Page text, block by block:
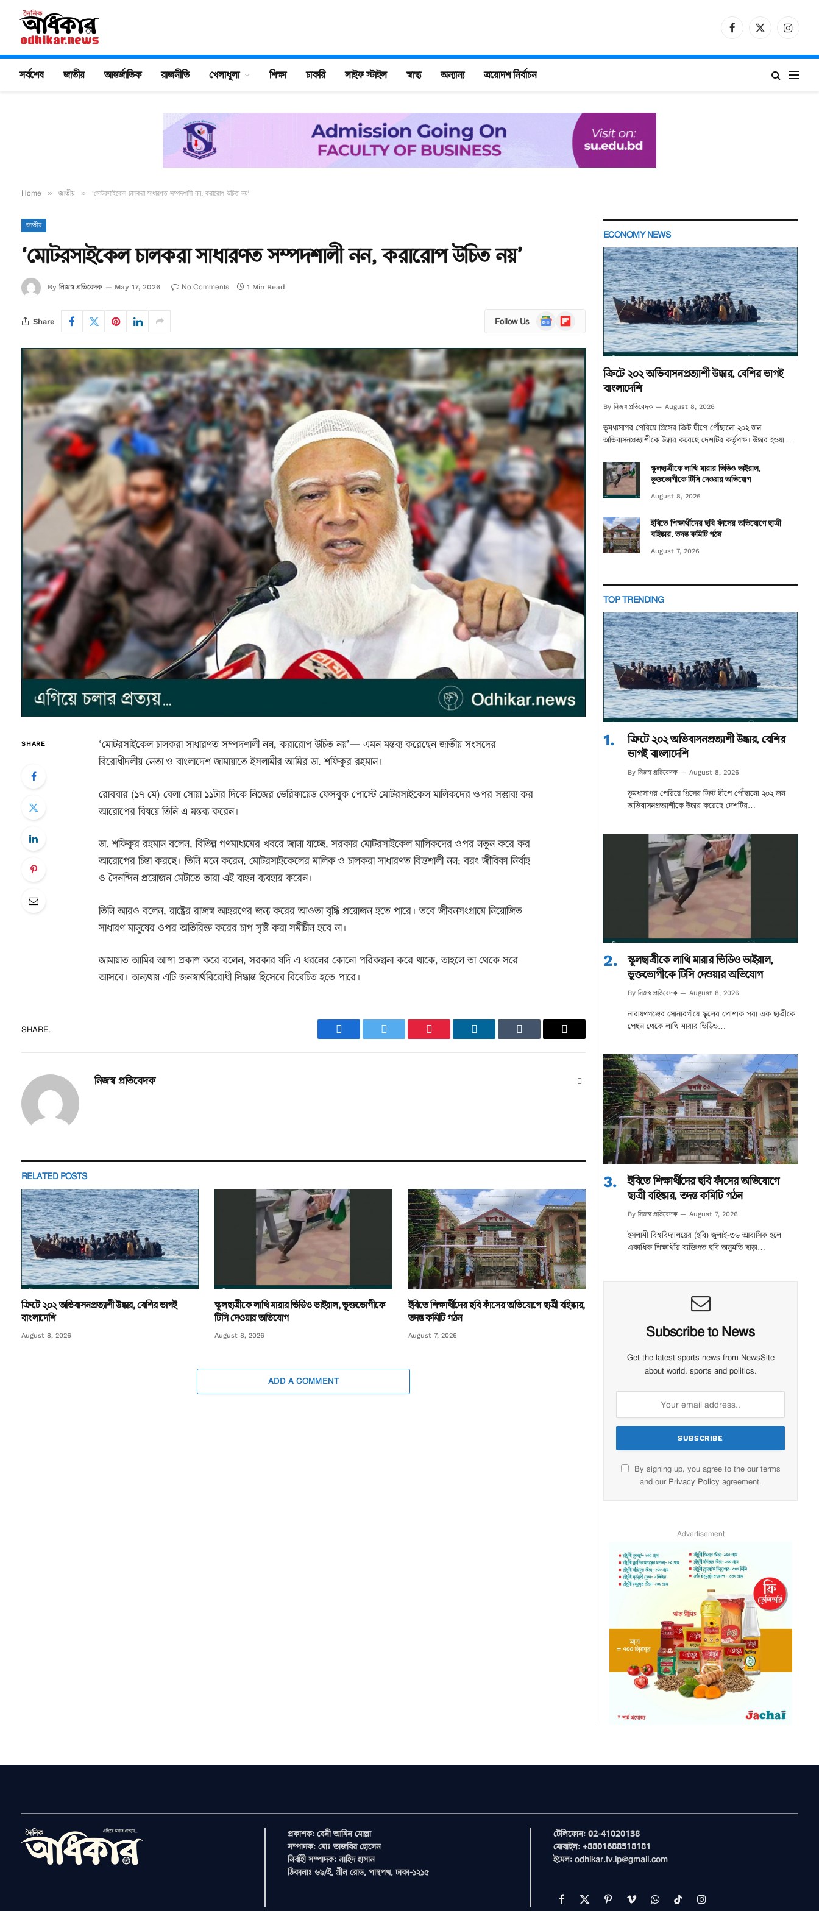
Facebook
X
সর্বশেষ জাতীয় আন্তর্জাতিক রাজনীতি খেলাধুলা শিক্ষা চাকরি লাইফ স্টাইল স্বাস্থ্য অন্যান্য ত্রয়োদশ নির্বাচন
Home » জাতীয় » ‘মোটরসাইকেল চালকরা সাধারণত সম্পদশালী নন, করারোপ উচিত নয়’
জাতীয়
‘মোটরসাইকেল চালকরা সাধারণত সম্পদশালী নন, করারোপ উচিত নয়’
By নিজস্ব প্রতিবেদক May 17, 2026 No Comments 1 Min Read
Share Follow Us
Google
News
Flipboard
SHARE
‘মোটরসাইকেল চালকরা সাধারণত সম্পদশালী নন, করারোপ উচিত নয়’— এমন মন্তব্য করেছেন জাতীয় সংসদের
বিরোধীদলীয় নেতা ও বাংলাদেশ জামায়াতে ইসলামীর আমির ডা. শফিকুর রহমান।
রোববার (১৭ মে) বেলা সোয়া ১১টার দিকে নিজের ভেরিফায়েড ফেসবুক পোস্টে মোটরসাইকেল মালিকদের ওপর সম্ভাব্য কর
আরোপের বিষয়ে তিনি এ মন্তব্য করেন।
ডা. শফিকুর রহমান বলেন, বিভিন্ন গণমাধ্যমের খবরে জানা যাচ্ছে, সরকার মোটরসাইকেল মালিকদের ওপর নতুন করে কর
আরোপের চিন্তা করছে। তিনি মনে করেন, মোটরসাইকেলের মালিক ও চালকরা সাধারণত বিত্তশালী নন; বরং জীবিকা নির্বাহ
ও দৈনন্দিন প্রয়োজন মেটাতে তারা এই বাহন ব্যবহার করেন।
তিনি আরও বলেন, রাষ্ট্রের রাজস্ব আহরণের জন্য করের আওতা বৃদ্ধি প্রয়োজন হতে পারে। তবে জীবনসংগ্রামে নিয়োজিত
সাধারণ মানুষের ওপর অতিরিক্ত করের চাপ সৃষ্টি করা সমীচীন হবে না।
জামায়াত আমির আশা প্রকাশ করে বলেন, সরকার যদি এ ধরনের কোনো পরিকল্পনা করে থাকে, তাহলে তা থেকে সরে
আসবে। অন্যথায় এটি জনস্বার্থবিরোধী সিদ্ধান্ত হিসেবে বিবেচিত হতে পারে।
SHARE.
FacebookTwitter PinterestLinkedIn Tumblr Email
নিজস্ব প্রতিবেদক Website
RELATED POSTS
ক্রিটে ২০২ অভিবাসনপ্রত্যাশী উদ্ধার, বেশির ভাগই
বাংলাদেশি
August 8, 2026
স্কুলছাত্রীকে লাথি মারার ভিডিও ভাইরাল, ভুক্তভোগীকে
টিসি দেওয়ার অভিযোগ
August 8, 2026
ইবিতে শিক্ষার্থীদের ছবি ফাঁসের অভিযোগে ছাত্রী বহিষ্কার,
তদন্ত কমিটি গঠন
August 7, 2026
ADD A COMMENT
ECONOMY NEWS
ক্রিটে ২০২ অভিবাসনপ্রত্যাশী উদ্ধার, বেশির ভাগই
বাংলাদেশি
By নিজস্ব প্রতিবেদক August 8, 2026
ভূমধ্যসাগর পেরিয়ে গ্রিসের ক্রিট দ্বীপে পৌঁছানো ২০২ জন
অভিবাসনপ্রত্যাশীকে উদ্ধার করেছে দেশটির কর্তৃপক্ষ। উদ্ধার হওয়া…
স্কুলছাত্রীকে লাথি মারার ভিডিও ভাইরাল,
ভুক্তভোগীকে টিসি দেওয়ার অভিযোগ
August 8, 2026
ইবিতে শিক্ষার্থীদের ছবি ফাঁসের অভিযোগে ছাত্রী
বহিষ্কার, তদন্ত কমিটি গঠন
August 7, 2026
TOP TRENDING
ক্রিটে ২০২ অভিবাসনপ্রত্যাশী উদ্ধার, বেশির
ভাগই বাংলাদেশি
By নিজস্ব প্রতিবেদক August 8, 2026
ভূমধ্যসাগর পেরিয়ে গ্রিসের ক্রিট দ্বীপে পৌঁছানো ২০২ জন
অভিবাসনপ্রত্যাশীকে উদ্ধার করেছে দেশটির…
স্কুলছাত্রীকে লাথি মারার ভিডিও ভাইরাল,
ভুক্তভোগীকে টিসি দেওয়ার অভিযোগ
By নিজস্ব প্রতিবেদক August 8, 2026
নারায়ণগঞ্জের সোনারগাঁয়ে স্কুলের পোশাক পরা এক ছাত্রীকে
পেছন থেকে লাথি মারার ভিডিও…
ইবিতে শিক্ষার্থীদের ছবি ফাঁসের অভিযোগে
ছাত্রী বহিষ্কার, তদন্ত কমিটি গঠন
By নিজস্ব প্রতিবেদক August 7, 2026
ইসলামী বিশ্ববিদ্যালয়ের (ইবি) জুলাই-৩৬ আবাসিক হলে
একাধিক শিক্ষার্থীর ব্যক্তিগত ছবি অনুমতি ছাড়া…
Subscribe to News
Get the latest sports news from NewsSite
about world, sports and politics.
By signing up, you agree to the our terms
and our Privacy Policy agreement.
Advertisement
প্রকাশক: বেনী আমিন মোল্লা
সম্পাদক: মোঃ তাজবির হোসেন
নির্বাহী সম্পাদক: নাহিদ হাসান
ঠিকানাঃ ৬৯/ই, গ্রীন রোড, পান্থপথ, ঢাকা-১২১৫
টেলিফোন: 02-41020138
মোবাইল: +8801688518181
ইমেল: odhikar.tv.ip@gmail.com
Facebook
X PinterestVimeoWhatsAppTikTokInstagram